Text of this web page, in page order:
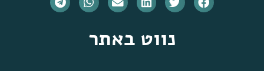
נווט באתר